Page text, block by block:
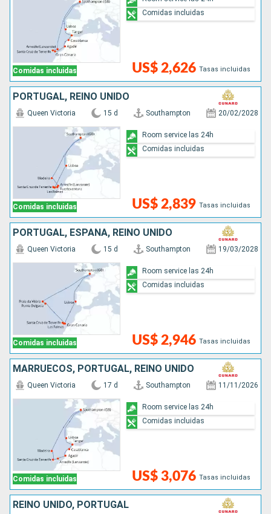
Comidas incluidas US$ 2,626 Tasas incluidas
Comidas incluidas
PORTUGAL, REINO UNIDO
Comidas incluidas
Queen Victoria 15 d Southampton 20/02/2028
US$ 2,839 Tasas incluidas
Room service las 24h
Comidas incluidas
PORTUGAL, ESPAÑA, REINO UNIDO
Comidas incluidas
Queen Victoria 15 d Southampton 19/03/2028
US$ 2,946 Tasas incluidas
Room service las 24h
Comidas incluidas
MARRUECOS, PORTUGAL, REINO UNIDO
Comidas incluidas
Queen Victoria 17 d Southampton 11/11/2026
US$ 3,076 Tasas incluidas
Room service las 24h
Comidas incluidas
REINO UNIDO, PORTUGAL